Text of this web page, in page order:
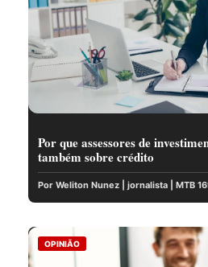
Por que assessores de
também sobre crédito
Por Weliton Nunez | jornalista | MTB
OPINIÃO